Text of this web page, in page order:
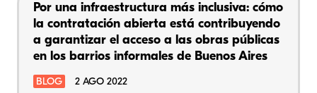
Por una infraestructura más inclusiva: cómo
la contratación abierta está contribuyendo
a garantizar el acceso a las obras públicas
en los barrios informales de Buenos Aires
BLOG 2 AGO 2022